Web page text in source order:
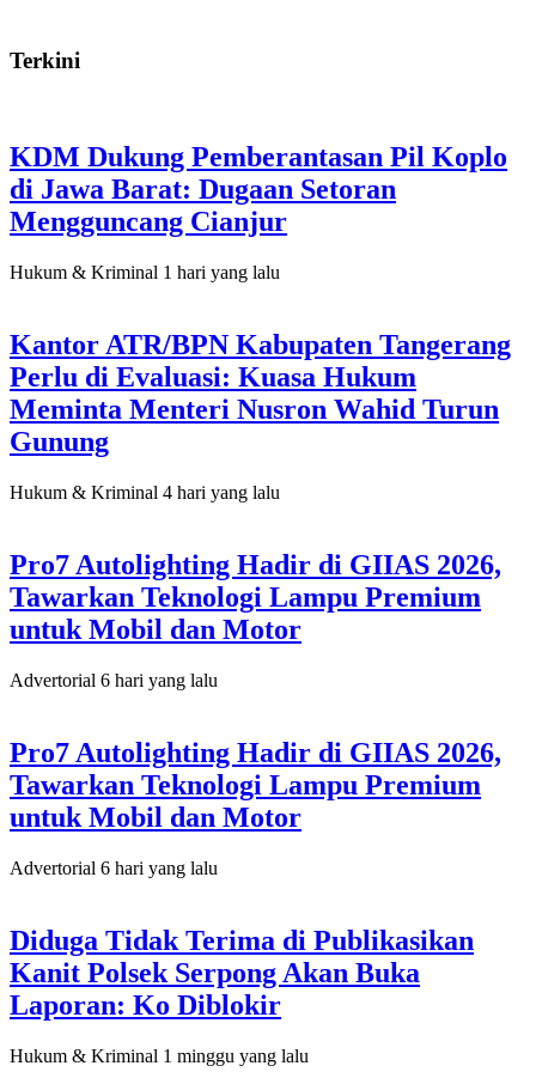
Terkini
KDM Dukung Pemberantasan Pil Koplo
di Jawa Barat: Dugaan Setoran
Mengguncang Cianjur
Hukum & Kriminal 1 hari yang lalu
Kantor ATR/BPN Kabupaten Tangerang
Perlu di Evaluasi: Kuasa Hukum
Meminta Menteri Nusron Wahid Turun
Gunung
Hukum & Kriminal 4 hari yang lalu
Pro7 Autolighting Hadir di GIIAS 2026,
Tawarkan Teknologi Lampu Premium
untuk Mobil dan Motor
Advertorial 6 hari yang lalu
Pro7 Autolighting Hadir di GIIAS 2026,
Tawarkan Teknologi Lampu Premium
untuk Mobil dan Motor
Advertorial 6 hari yang lalu
Diduga Tidak Terima di Publikasikan
Kanit Polsek Serpong Akan Buka
Laporan: Ko Diblokir
Hukum & Kriminal 1 minggu yang lalu